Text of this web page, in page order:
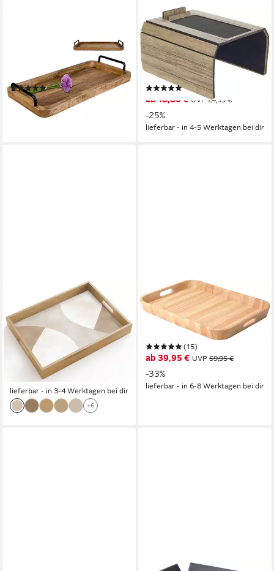
Mangoholz 50x25x3cm
Holztablett mit Metall-Griffen,
Mangoholz
(10)
24,66 € UVP30,49 €
MAXIMEX
Tablett Multi, MDF,
Multifunktions-Sofa-Tablett
mit Halterung für Smartphone
und Tablet
(14)
ab 18,80 € UVP24,99 €
-25%
lieferbar - in 4-5 Werktagen bei dir
Tablett Rechteckig mit Henkel
Braun - Japandi - Abstrakt,
Eichenholz, (1-tlg),
Siervierplatte, Tray,
Frühstücksbrett
ab 37,95 € UVP45,00 €
lieferbar - in 3-4 Werktagen bei dir
+6
CONTINENTA
Tablett, Holzwerkstoff, (1-tlg),
Handarbeit, aus einem
Holzblock gearbeitet
(15)
ab 39,95 € UVP 59,95 €
-33%
lieferbar - in 6-8 Werktagen bei dir